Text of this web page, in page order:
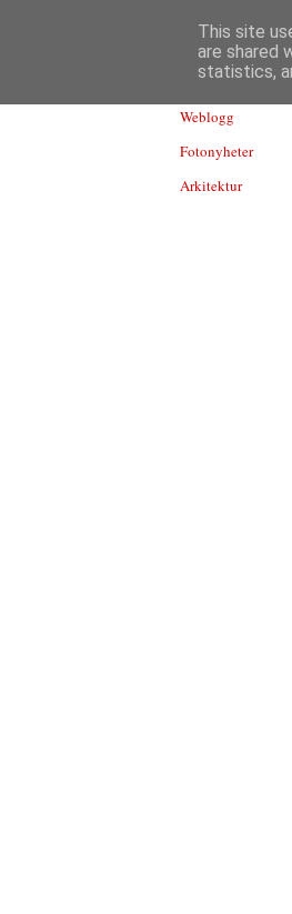
Weblogg
Fotonyheter
Arkitektur
This site
are shared
statistics,